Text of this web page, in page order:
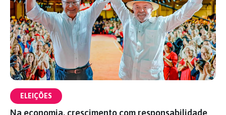
ELEIÇÕES
Na economia, crescimento com responsabilidade